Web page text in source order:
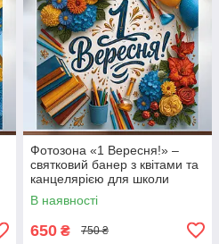
Фотозона «1 Вересня!» –
святковий банер з квітами та
канцелярією для школи
120x120см, №41116
В наявності
650 ₴ 750 ₴